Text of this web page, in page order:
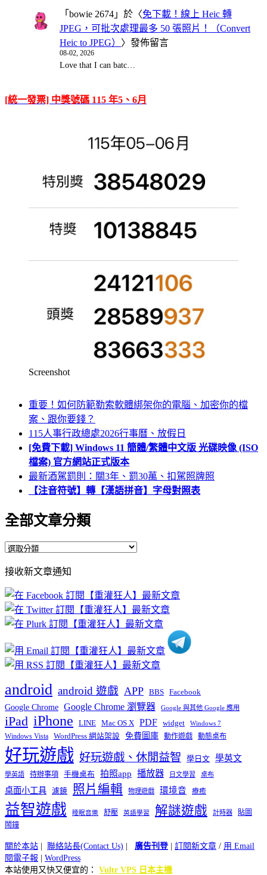
「 bowie 2674 」於〈免下載！線上 Heic 轉
JPEG，可批次處理最多 50 張照片！（Convert
Heic to JPEG） 〉發佈留言
08-02, 2026
Love that I can batc…
[統一發票] 中獎號碼 115 年5、6月
Screenshot
重要！如何防範勒索軟體綁架你的電腦、加密你的檔
案、跟你要錢？
115人事行政總處2026行事曆、放假日
[免費下載] Windows 11 簡體/繁體中文版 光碟映像 (ISO
檔案) 官方網站正式版本
最新酒駕罰則：關3年、罰30萬、扣駕照牌照
【注音符號】轉【漢語拼音】字母對照表
全部文章分類
全
文
章
分
類
接收新文章通知
android android 遊戲 APP BBS Facebook
Google Chrome Google Chrome 瀏覽器 Google 與其他 Google 應用
iPad iPhone LINE Mac OS X PDF widget Windows 7
Windows Vista WordPress 網站架設 免費圖庫 動作遊戲 動態桌布
好玩遊戲 好玩遊戲、休閒益智 學日文 學英文
學英語 待辦事項 手機桌布 拍照app 播放器 日文學習 桌布
桌面小工具 濾鏡 照片編輯 物理遊戲 環境音 療癒
益智遊戲 睡眠音樂 舒壓 英語學習 解謎遊戲 計時器
貼圖
鬧鐘
關於本站 聯絡站長(Contact Us) 廣告刊登| 訂閱新文章 / 用 Email
閱電子報
WordPress
本站使用又快又便宜的： Vultr VPS 日本主機